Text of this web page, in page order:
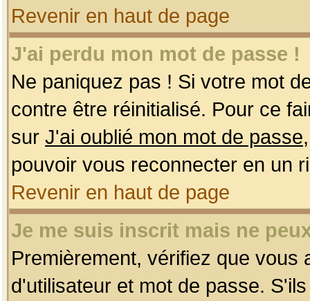
Revenir en haut de page
J'ai perdu mon mot de passe !
Ne paniquez pas ! Si votre mot
contre être réinitialisé. Pour ce
sur J'ai oublié mon mot de passe
pouvoir vous reconnecter en un
Revenir en haut de page
Je me suis inscrit mais ne
Premièrement, vérifiez que
d'utilisateur et mot de passe.